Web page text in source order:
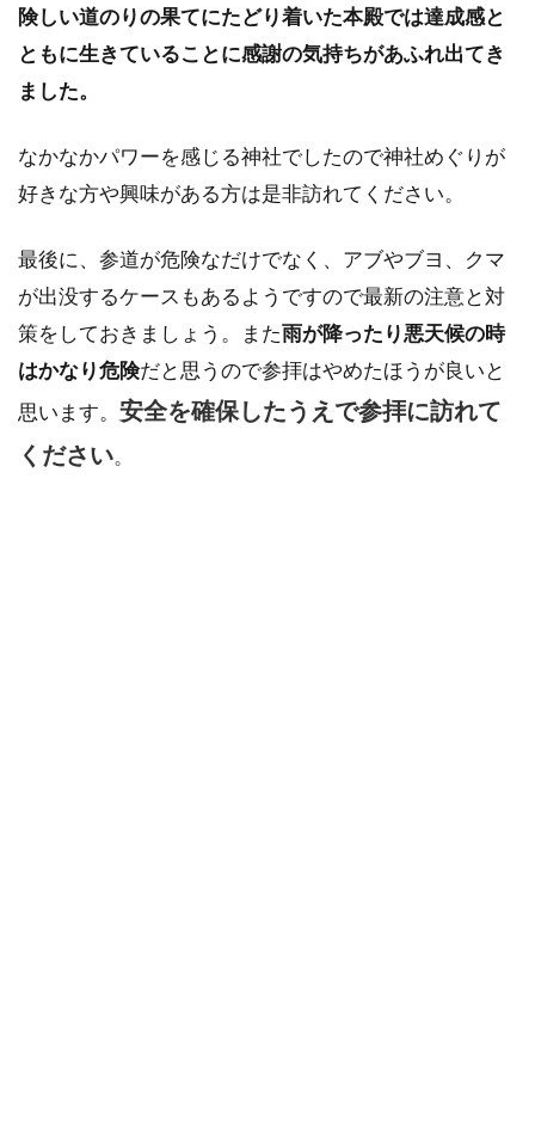
険しい道のりの果てにたどり着いた本殿では達成感と
ともに生きていることに感謝の気持ちがあふれ出てき
ました。
なかなかパワーを感じる神社でしたので神社めぐりが
好きな方や興味がある方は是非訪れてください。
最後に、参道が危険なだけでなく、アブやブヨ、クマ
が出没するケースもあるようですので最新の注意と対
策をしておきましょう。また雨が降ったり悪天候の時
はかなり危険だと思うので参拝はやめたほうが良いと
思います。 安全を確保したうえで参拝に訪れて
ください。